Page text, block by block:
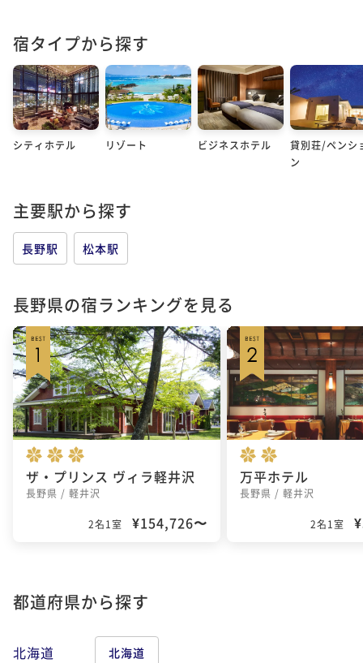
宿タイプから探す
シティホテル リゾート ビジネスホテル
貸別荘/ペンシ
ン
主要駅から探す
長野駅 松本駅
長野県の宿ランキングを見る
ザ・プリンス ヴィラ軽井沢
長野県 / 軽井沢
2名1室 ¥154,726〜
万平ホテル
長野県 / 軽井沢
2名1室
都道府県から探す
北海道 北海道